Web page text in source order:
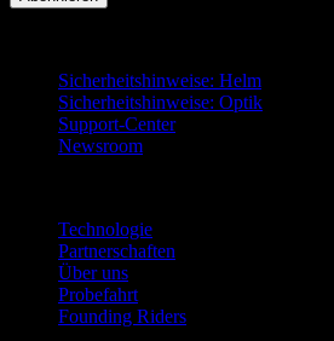
Sicherheitshinweise: Helm
Sicherheitshinweise: Optik
Support-Center
Newsroom
Technologie
Partnerschaften
Über uns
Probefahrt
Founding Riders